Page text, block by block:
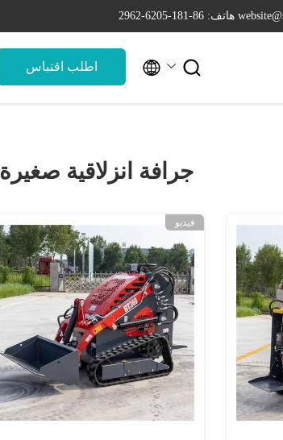
هاتف: 86-181-6205-2962
اطلب اقتباس  
جرافة انزلاقية صغيرة
فيديو